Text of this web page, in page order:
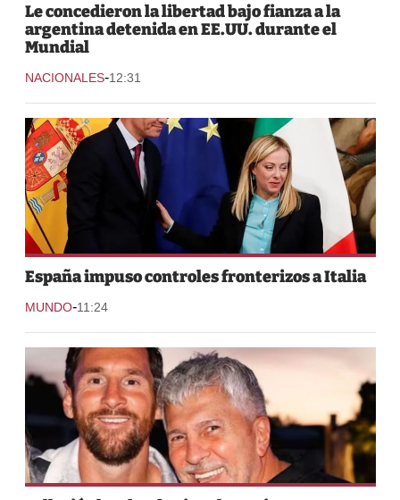
Le concedieron la libertad bajo fianza a la
argentina detenida en EE.UU. durante el
Mundial
NACIONALES-12:31
España impuso controles fronterizos a Italia
MUNDO-11:24